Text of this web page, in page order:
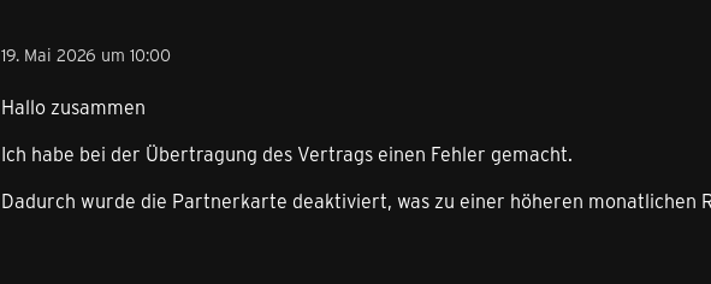
19. Mai 2026 um 10:00
Hallo zusammen
Ich habe bei der Übertragung des Vertrags einen Fehler gemacht.
Dadurch wurde die Partnerkarte deaktiviert, was zu einer höheren monatlichen